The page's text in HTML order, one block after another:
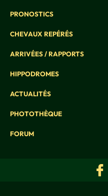
PRONOSTICS
CHEVAUX REPÉRÉS
ARRIVÉES / RAPPORTS
HIPPODROMES
ACTUALITÉS
PHOTOTHÈQUE
FORUM